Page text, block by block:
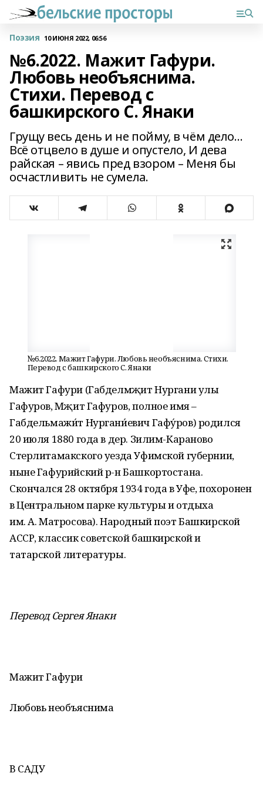
Поэзия 10 ИЮНЯ 2022, 06:56
№6.2022. Мажит Гафури.
Любовь необъяснима.
Стихи. Перевод с
башкирского С. Янаки
Грущу весь день и не пойму, в чём дело…
Всё отцвело в душе и опустело, И дева
райская – явись пред взором – Меня бы
осчастливить не сумела.
№6.2022. Мажит Гафури. Любовь необъяснима. Стихи.
Перевод с башкирского С. Янаки
Мажит Гафури (Габделмәҗит Нургани улы
Гафуров, Мәҗит Гафуров, полное имя –
Габдельмажи́т Нургани́евич Гафу́ров) родился
20 июля 1880 года в дер. Зилим-Караново
Стерлитамакского уезда Уфимской губернии,
ныне Гафурийский р-н Башкортостана.
Скончался 28 октября 1934 года в Уфе, похоронен
в Центральном парке культуры и отдыха
им. А. Матросова). Народный поэт Башкирской
АССР, классик советской башкирской и
татарской литературы.
Перевод Сергея Янаки
Мажит Гафури
Любовь необъяснима
В САДУ